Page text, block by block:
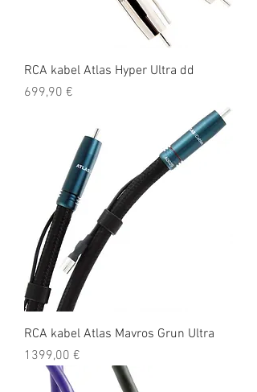
RCA kabel Atlas Hyper Ultra dd
Cena
699,90 €
RCA kabel Atlas Mavros Grun Ultra
Cena
1399,00 €